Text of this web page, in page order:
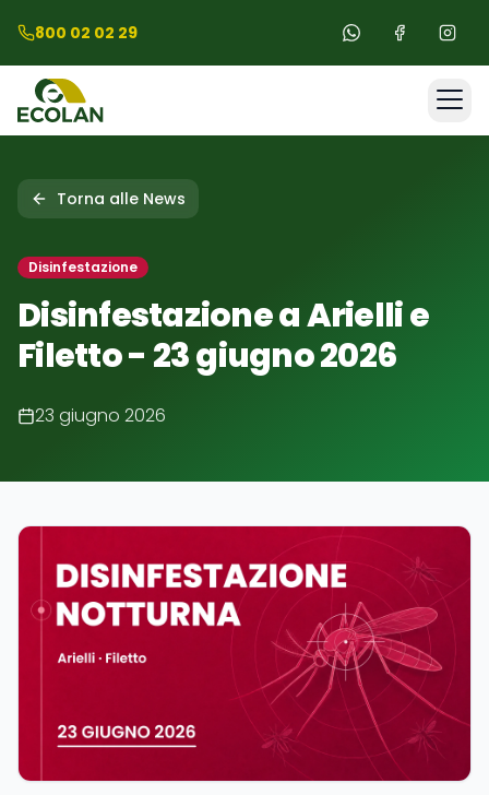
800 02 02 29
Comuni
Servizi
Eventi
Trasparenza
Contatti
Torna alle News
Disinfestazione
Disinfestazione a Arielli e
Filetto - 23 giugno 2026
23 giugno 2026